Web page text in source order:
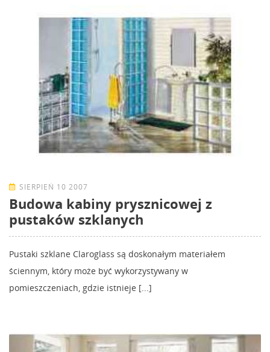
SIERPIEŃ 10 2007
Budowa kabiny prysznicowej z
pustaków szklanych
Pustaki szklane Claroglass są doskonałym materiałem
ściennym, który może być wykorzystywany w
pomieszczeniach, gdzie istnieje [...]